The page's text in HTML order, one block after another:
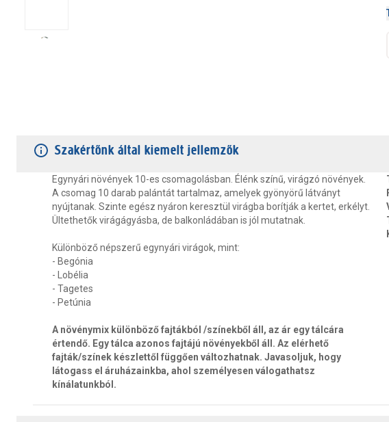
Szakértőnk által kiemelt jellemzők
Egynyári növények 10-es csomagolásban. Élénk színű, virágzó növények.
A csomag 10 darab palántát tartalmaz, amelyek gyönyörű látványt
nyújtanak. Szinte egész nyáron keresztül virágba borítják a kertet, erkélyt.
Ültethetők virágágyásba, de balkonládában is jól mutatnak.
Különböző népszerű egynyári virágok, mint:
- Begónia
- Lobélia
- Tagetes
- Petúnia
A növénymix különböző fajtákból /színekből áll, az ár egy tálcára
értendő. Egy tálca azonos fajtájú növényekből áll. Az elérhető
fajták/színek készlettől függően változhatnak. Javasoljuk, hogy
látogass el áruházainkba, ahol személyesen válogathatsz
kínálatunkból.